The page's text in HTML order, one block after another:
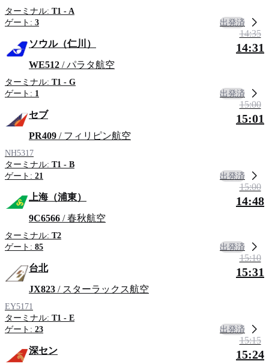
ターミナル: T1 - A
ゲート: 3 出発済
ソウル（仁川）
WE512 / パラタ航空
ターミナル: T1 - G
ゲート: 1
14:35
14:31
出発済
セブ
PR409 / フィリピン航空
NH5317
ターミナル: T1 - B
ゲート: 21
15:00
15:01
出発済
上海（浦東）
9C6566 / 春秋航空
ターミナル: T2
ゲート: 85
15:00
14:48
出発済
台北
JX823 / スターラックス航空
EY5171
ターミナル: T1 - E
ゲート: 23
15:10
15:31
出発済
深セン
15:15
15:24